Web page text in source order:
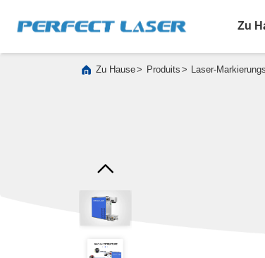
Zu
Zu Hause> Produits > Laser-